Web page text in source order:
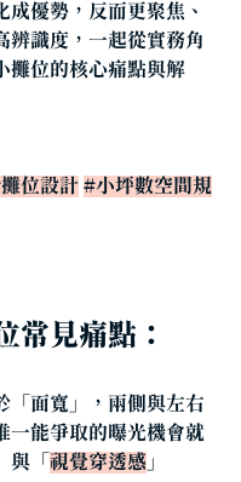
成優勢，反而更聚焦、
辨識度，一起從實務角
攤位的核心痛點與解
位設計 #小坪數空間規
常見痛點：
「面寬」，兩側與左右
一能爭取的曝光機會就
與「 視覺穿透感 」